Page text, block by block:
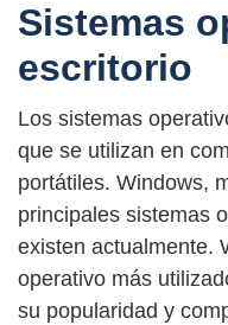
Sistemas
escritorio
Los sistemas
que se utilizan en
portátiles. Windows,
principales sistemas
existen actualmente.
operativo más
su popularidad y